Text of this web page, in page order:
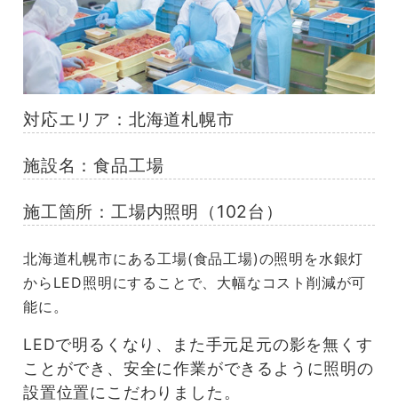
対応エリア： 北海道札幌市
施設名：食品工場
施工箇所：工場内照明（102台）
北海道札幌市にある工場(食品工場)の照明を水銀灯
からLED照明にすることで、大幅なコスト削減が可
能に。
LEDで明るくなり、また手元足元の影を無くす
ことができ、安全に作業ができるように照明の
設置位置にこだわりました。